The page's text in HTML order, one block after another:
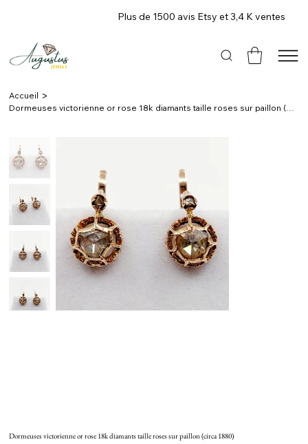
Plus de 1500 avis Etsy et 3,4 K ventes
Accueil >
Dormeuses victorienne or rose 18k diamants taille roses sur paillon (circa 1880)
Dormeuses victorienne or rose 18k diamants taille roses sur paillon (circa 1880)